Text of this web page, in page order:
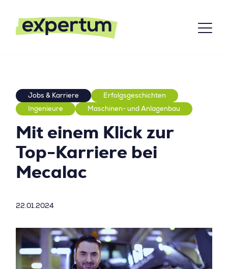
Jobs & Karriere
Erfolgsgeschichten
Ingenieure
Maschinen- und Anlagenbau
Mit einem Klick zur
Top-Karriere bei
Mecalac
22.01.2024